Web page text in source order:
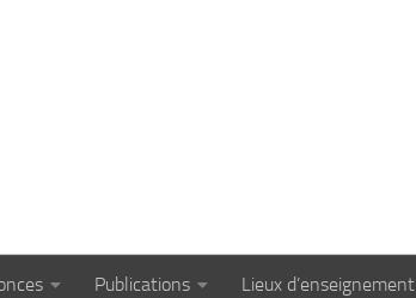
Publications Lieux d’enseignement